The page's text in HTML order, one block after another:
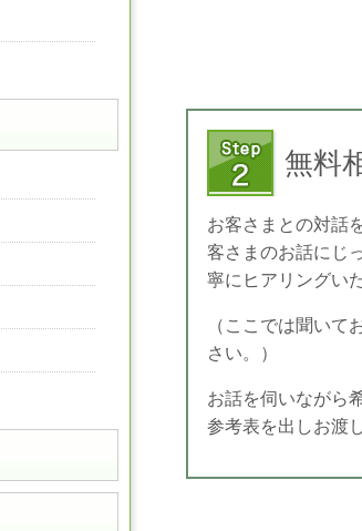
無料
お客さまとの対話
客さまのお話にじ
寧にヒアリングい
（ここでは聞いて
さい。）
お話を伺いながら
参考表を出しお渡